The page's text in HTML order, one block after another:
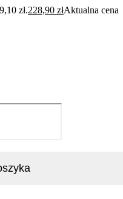
zł.228,90złAktualna cena